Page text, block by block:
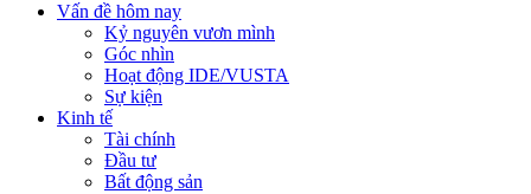
Vấn đề hôm nay
Kỷ nguyên vươn mình
Góc nhìn
Hoạt động IDE/VUSTA
Sự kiện
Kinh tế
Tài chính
Đầu tư
Bất động sản